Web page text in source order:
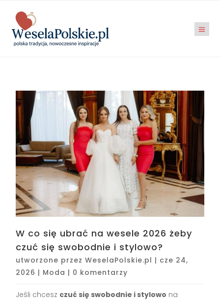
W co się ubrać na wesele 2026 żeby
czuć się swobodnie i stylowo?
utworzone przezWeselaPolskie.pl | cze 24,
2026 | Moda | 0 komentarzy
Jeśli chcesz czuć się swobodnie i stylowo na